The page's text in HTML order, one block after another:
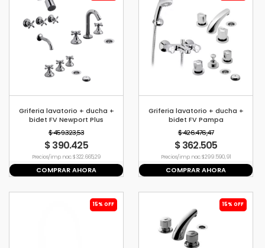
Griferia lavatorio + ducha +
bidet FV Newport Plus
$ 459.323,53
$ 390.425
Precio s/imp. nac. $ 322.665,29
COMPRAR AHORA
Griferia lavatorio + ducha +
bidet FV Pampa
$ 426.476,47
$ 362.505
Precio s/imp. nac. $ 299.590,91
COMPRAR AHORA
15% OFF 15% OFF